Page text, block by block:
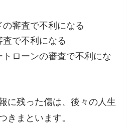
審査で不利になる
で不利になる
ローンの審査で不利にな
に残った傷は、後々の人生
きまといます。